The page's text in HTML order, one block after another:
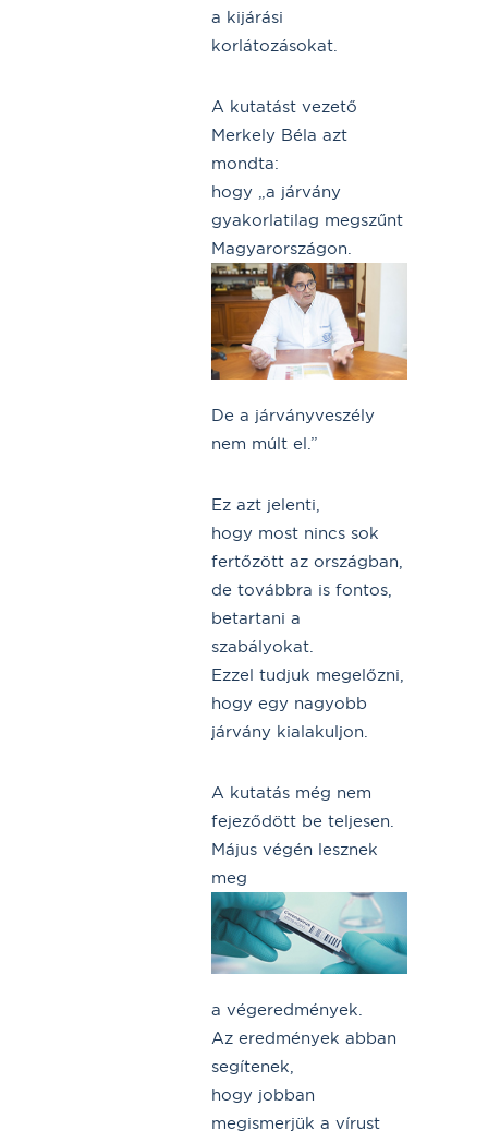
a kijárási
korlátozásokat.
A kutatást vezető
Merkely Béla azt
mondta:
hogy „a járvány
gyakorlatilag megszűnt
Magyarországon.
De a járványveszély
nem múlt el.”
Ez azt jelenti,
hogy most nincs sok
fertőzött az országban,
de továbbra is fontos,
betartani a
szabályokat.
Ezzel tudjuk megelőzni,
hogy egy nagyobb
járvány kialakuljon.
A kutatás még nem
fejeződött be teljesen.
Május végén lesznek
meg
a végeredmények.
Az eredmények abban
segítenek,
hogy jobban
megismerjük a vírust